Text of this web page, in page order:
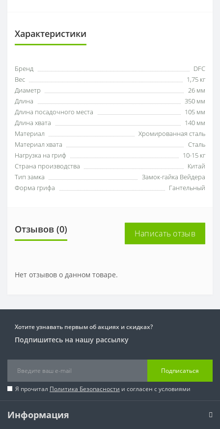
Характеристики
Бренд
DFC
Вес
1,75 кг
Диаметр
26 мм
Длина
350 мм
Длина посадочного места
105 мм
Длина хвата
140 мм
Материал
Хромированная сталь
Материал хвата
Сталь
Нагрузка на гриф
10-15 кг
Страна производства
Китай
Тип замка
Замок-гайка Вейдера
Форма грифа
Гантельный
Отзывов (0) Написать отзыв
Нет отзывов о данном товаре.
Хотите узнавать первым об акциях и скидках?
Подпишитесь на нашу рассылку
Подписаться
Я прочитал Политика Безопасности и согласен с условиями
Информация